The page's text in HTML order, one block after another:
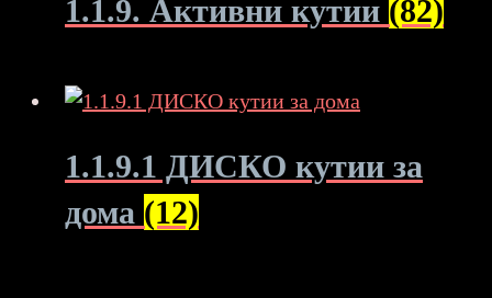
1.1.9. Активни кутии (82)
1.1.9.1 ДИСКО кутии за
дома (12)